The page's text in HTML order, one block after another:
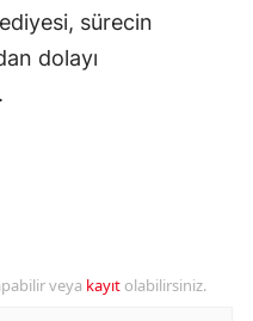
sürecin
dolayı
veya kayıt olabilirsiniz.